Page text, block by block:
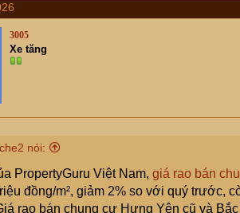
3005
Xe tăng
nói:
PropertyGuru Việt Nam, giá rao bán
đồng/m², giảm 2% so với quý trước,
rao bán chung cư Hưng Yên cũ và